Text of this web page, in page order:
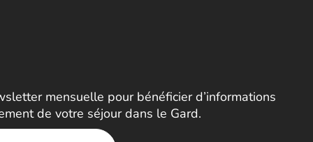
mensuelle pour bénéficier d’informations
de votre séjour dans le Gard.